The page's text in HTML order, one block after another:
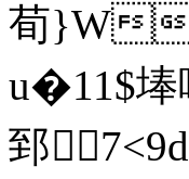
荀}W
u�11$
郅